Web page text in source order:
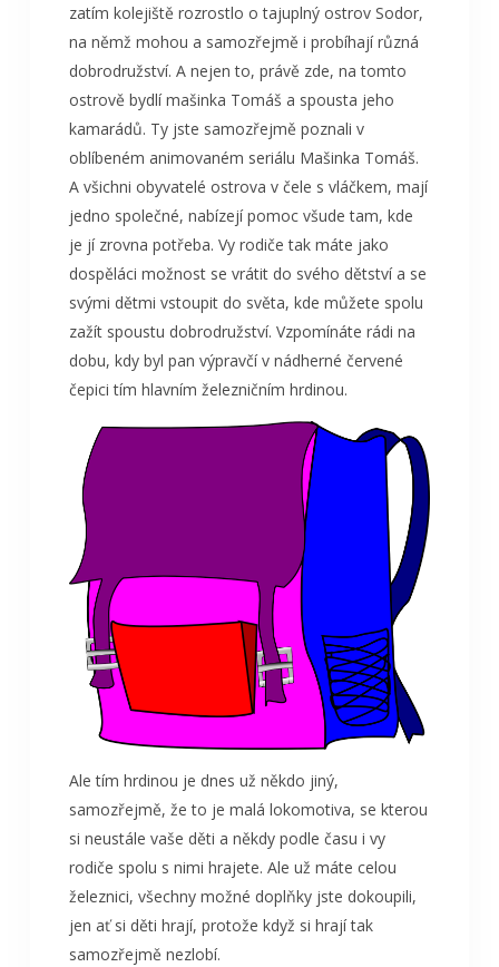
zatím kolejiště rozrostlo o tajuplný ostrov Sodor,
na němž mohou a samozřejmě i probíhají různá
dobrodružství. A nejen to, právě zde, na tomto
ostrově bydlí mašinka Tomáš a spousta jeho
kamarádů. Ty jste samozřejmě poznali v
oblíbeném animovaném seriálu Mašinka Tomáš.
A všichni obyvatelé ostrova v čele s vláčkem, mají
jedno společné, nabízejí pomoc všude tam, kde
je jí zrovna potřeba. Vy rodiče tak máte jako
dospěláci možnost se vrátit do svého dětství a se
svými dětmi vstoupit do světa, kde můžete spolu
zažít spoustu dobrodružství. Vzpomínáte rádi na
dobu, kdy byl pan výpravčí v nádherné červené
čepici tím hlavním železničním hrdinou.
Ale tím hrdinou je dnes už někdo jiný,
samozřejmě, že to je malá lokomotiva, se kterou
si neustále vaše děti a někdy podle času i vy
rodiče spolu s nimi hrajete. Ale už máte celou
železnici, všechny možné doplňky jste dokoupili,
jen ať si děti hrají, protože když si hrají tak
samozřejmě nezlobí.